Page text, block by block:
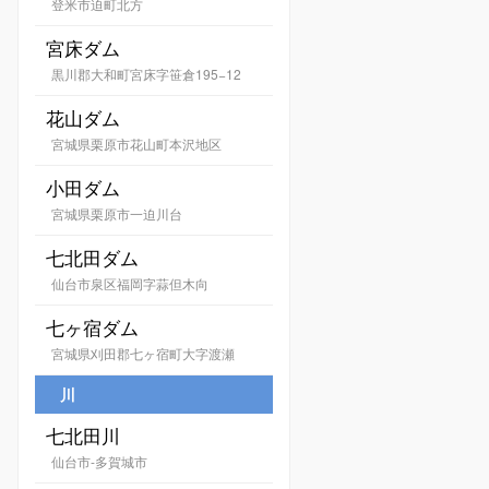
宮床ダム
黒川郡大和町宮床字笹倉195−12
花山ダム
宮城県栗原市花山町本沢地区
小田ダム
宮城県栗原市一迫川台
七北田ダム
仙台市泉区福岡字蒜但木向
七ヶ宿ダム
宮城県刈田郡七ヶ宿町大字渡瀬
川
七北田川
仙台市-多賀城市